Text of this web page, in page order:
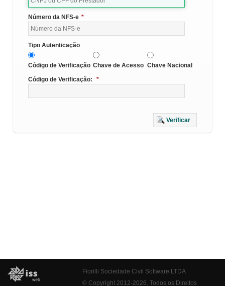
Número da NFS-e *
Tipo Autenticação
Código de Verificação Chave de Acesso Chave Nacional
Código de Verificação:
*
Verificar
Fiorilli Sociedade Civil Software LTDA
© Copyright 2012-2026. Todos os Direitos